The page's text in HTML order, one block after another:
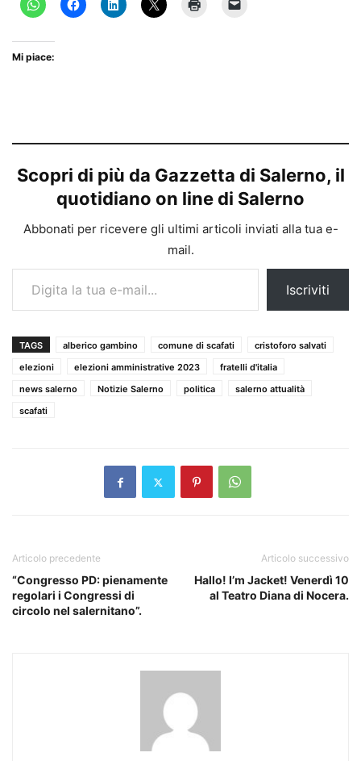
Mi piace:
Scopri di più da Gazzetta di Salerno, il
quotidiano on line di Salerno
Abbonati per ricevere gli ultimi articoli inviati alla tua e-
mail.
Digita la tua e-mail...
Iscriviti
TAGS alberico gambino comune di scafati
cristoforo salvati
elezioni
elezioni amministrative 2023
fratelli d'italia
news salerno
Notizie Salerno politica
salerno attualità
scafati
Articolo precedente
“Congresso PD: pienamente
regolari i Congressi di
circolo nel salernitano”.
Articolo successivo
Hallo! I’m Jacket! Venerdì 10
al Teatro Diana di Nocera.